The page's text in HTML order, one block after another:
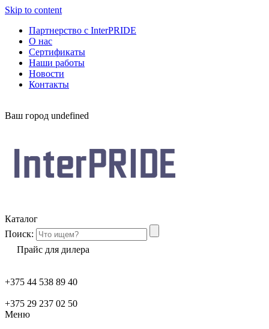
Skip to content
Партнерство с InterPRIDE
О нас
Сертификаты
Наши работы
Новости
Контакты
Ваш город undefined
Каталог
Поиск:
Прайс для дилера
+375 44 538 89 40
+375 29 237 02 50
Меню